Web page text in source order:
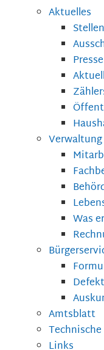
Aktuelles
Verwaltung
Was
Amtsblatt